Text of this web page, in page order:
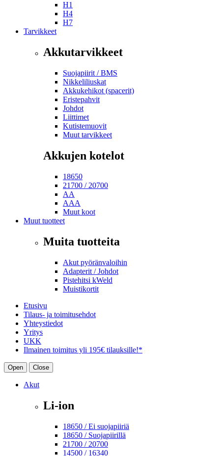
H1
H4
H7
Tarvikkeet
Akkutarvikkeet
Suojapiirit / BMS
Nikkeliliuskat
Akkukehikot (spacerit)
Eristepahvit
Johdot
Liittimet
Kutistemuovit
Muut tarvikkeet
Akkujen kotelot
18650
21700 / 20700
AA
AAA
Muut koot
Muut tuotteet
Muita tuotteita
Akut pyöränvaloihin
Adapterit / Johdot
Pistehitsi kWeld
Muistikortit
Etusivu
Tilaus- ja toimitusehdot
Yhteystiedot
Yritys
UKK
Ilmainen toimitus yli 195€ tilauksille!*
Open Close
Akut
Li-ion
18650 / Ei suojapiiriä
18650 / Suojapiirillä
21700 / 20700
14500 / 16340